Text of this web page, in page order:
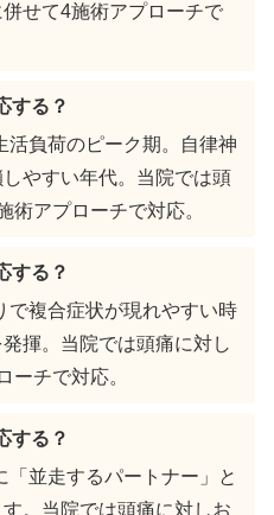
せて4施術アプローチで
する？
活負荷のピーク期。自律神
やすい年代。当院では頭
術アプローチで対応。
する？
で複合症状が現れやすい時
揮。当院では頭痛に対し
ーチで対応。
する？
並走するパートナー」と
。当院では頭痛に対しお